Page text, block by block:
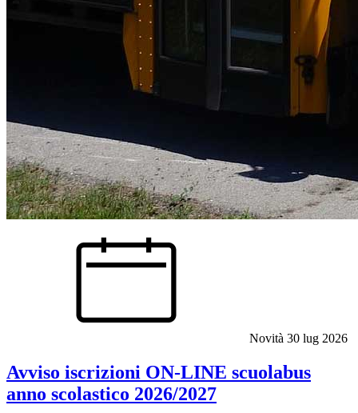
Novità 30 lug 2026
Avviso iscrizioni ON-LINE scuolabus
anno scolastico 2026/2027